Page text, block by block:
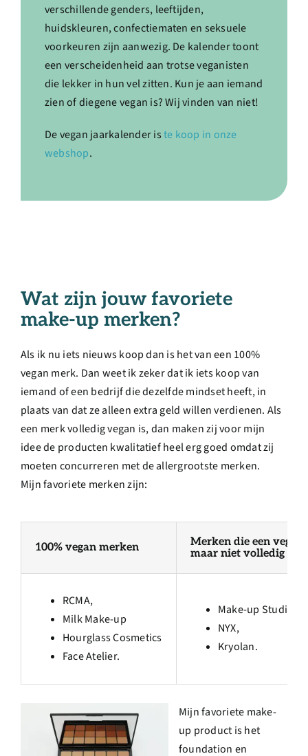
verschillende genders, leeftijden,
huidskleuren, confectiematen en seksuele
voorkeuren zijn aanwezig. De kalender toont
een verscheidenheid aan trotse veganisten
die lekker in hun vel zitten. Kun je aan iemand
zien of diegene vegan is? Wij vinden van niet!
De vegan jaarkalender iste koop in onze
webshop.
Wat zijn jouw favoriete
make-up merken?
Als ik nu iets nieuws koop dan is het van een 100%
vegan merk. Dan weet ik zeker dat ik iets koop van
iemand of een bedrijf die dezelfde mindset heeft, in
plaats van dat ze alleen extra geld willen verdienen. Als
een merk volledig vegan is, dan maken zij voor mijn
idee de producten kwalitatief heel erg goed omdat zij
moeten concurreren met de allergrootste merken.
Mijn favoriete merken zijn:
100% vegan merken
Merken die een
maar niet volledig
RCMA,
Milk Make-up
Hourglass Cosmetics
Face Atelier.
Make-up Studio
NYX,
Kryolan.
Mijn favoriete make-
up product is het
foundation en